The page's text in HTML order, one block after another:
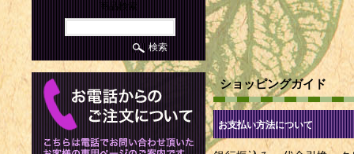
ショッピングガイド
お支払い方法について
商品検索